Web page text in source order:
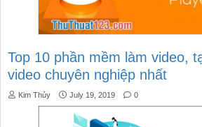
Top 10 phần mềm làm video,
video chuyên nghiệp nhất
Kim Thủy July 19, 2019 0